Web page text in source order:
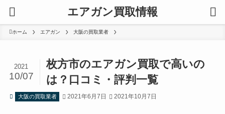
エアガン買取情報
ホーム エアガン 大阪の買取業者
枚方市のエアガン買取で高いの
は？口コミ・評判一覧
2021
10/07
大阪の買取業者 2021年6月7日 2021年10月7日